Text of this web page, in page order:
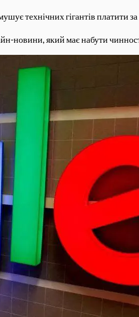
технічних гігантів платити
новини, який має набути